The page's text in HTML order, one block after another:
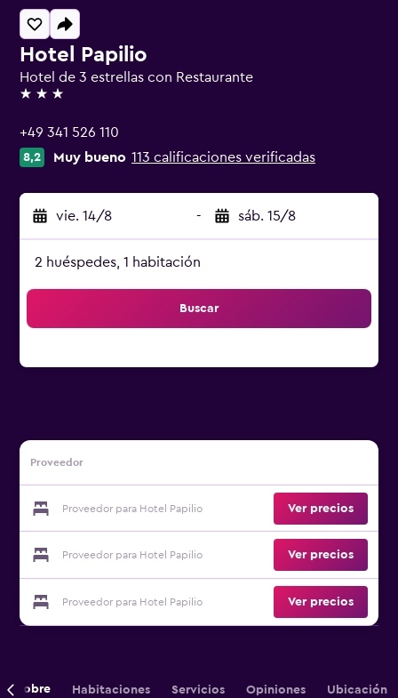
Hotel Papilio
Hotel de 3 estrellas con Restaurante
3 estrellas
+49 341 526 110
8,2 Muy bueno 113 calificaciones verificadas
vie. 14/8 - sáb. 15/8
2 huéspedes, 1 habitación
Buscar
Proveedor
Proveedor para Hotel Papilio Ver precios
Proveedor para Hotel Papilio Ver precios
Proveedor para Hotel Papilio Ver precios
Sobre Habitaciones Servicios Opiniones Ubicación